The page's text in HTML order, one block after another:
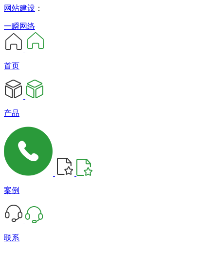
网站建设 ：
一瞬网络
首页
产品
案例
联系